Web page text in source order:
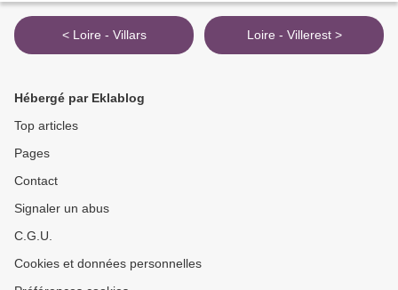
< Loire - Villars Loire - Villerest >
Hébergé par Eklablog
Top articles
Pages
Contact
Signaler un abus
C.G.U.
Cookies et données personnelles